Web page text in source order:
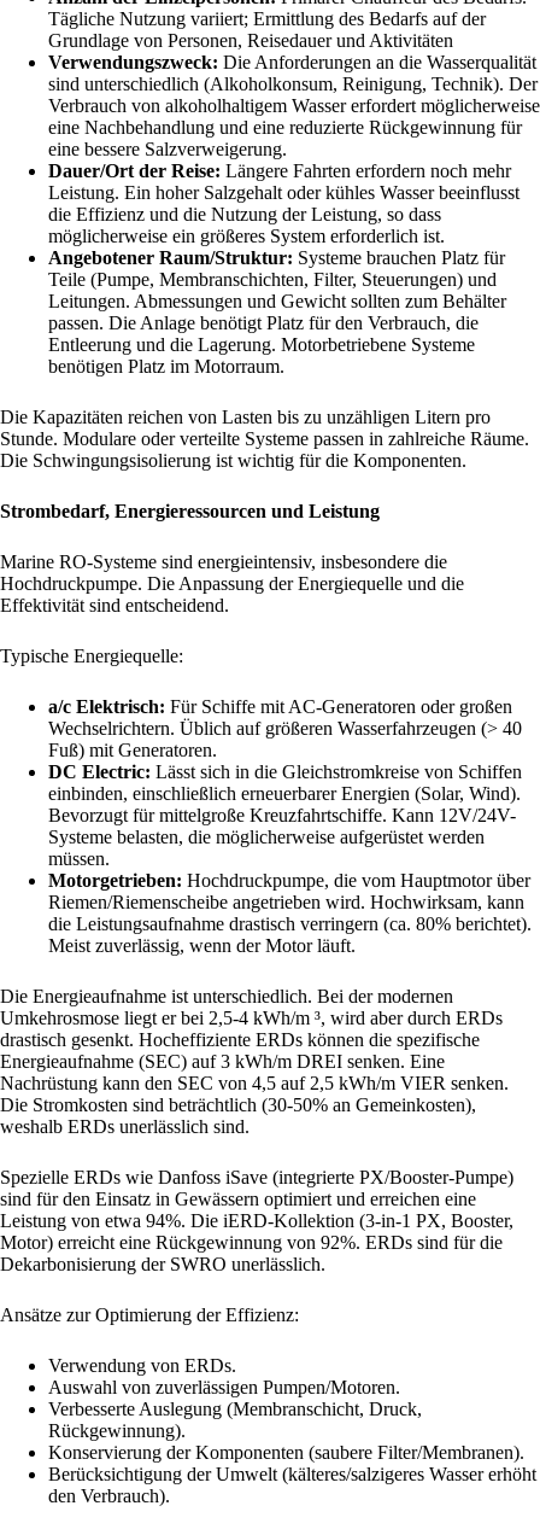
Tägliche Nutzung variiert; Ermittlung des Bedarfs auf der
Grundlage von Personen, Reisedauer und Aktivitäten
Verwendungszweck: Die Anforderungen an die Wasserqualität
sind unterschiedlich (Alkoholkonsum, Reinigung, Technik). Der
Verbrauch von alkoholhaltigem Wasser erfordert möglicherweise
eine Nachbehandlung und eine reduzierte Rückgewinnung für
eine bessere Salzverweigerung.
Dauer/Ort der Reise: Längere Fahrten erfordern noch mehr
Leistung. Ein hoher Salzgehalt oder kühles Wasser beeinflusst
die Effizienz und die Nutzung der Leistung, so dass
möglicherweise ein größeres System erforderlich ist.
Angebotener Raum/Struktur: Systeme brauchen Platz für
Teile (Pumpe, Membranschichten, Filter, Steuerungen) und
Leitungen. Abmessungen und Gewicht sollten zum Behälter
passen. Die Anlage benötigt Platz für den Verbrauch, die
Entleerung und die Lagerung. Motorbetriebene Systeme
benötigen Platz im Motorraum.
Die Kapazitäten reichen von Lasten bis zu unzähligen Litern pro
Stunde. Modulare oder verteilte Systeme passen in zahlreiche Räume.
Die Schwingungsisolierung ist wichtig für die Komponenten.
Strombedarf, Energieressourcen und Leistung
Marine RO-Systeme sind energieintensiv, insbesondere die
Hochdruckpumpe. Die Anpassung der Energiequelle und die
Effektivität sind entscheidend.
Typische Energiequelle:
a/c Elektrisch: Für Schiffe mit AC-Generatoren oder großen
Wechselrichtern. Üblich auf größeren Wasserfahrzeugen (> 40
Fuß) mit Generatoren.
DC Electric: Lässt sich in die Gleichstromkreise von Schiffen
einbinden, einschließlich erneuerbarer Energien (Solar, Wind).
Bevorzugt für mittelgroße Kreuzfahrtschiffe. Kann 12V/24V-
Systeme belasten, die möglicherweise aufgerüstet werden
müssen.
Motorgetrieben: Hochdruckpumpe, die vom Hauptmotor über
Riemen/Riemenscheibe angetrieben wird. Hochwirksam, kann
die Leistungsaufnahme drastisch verringern (ca. 80% berichtet).
Meist zuverlässig, wenn der Motor läuft.
Die Energieaufnahme ist unterschiedlich. Bei der modernen
Umkehrosmose liegt er bei 2,5-4 kWh/m ³, wird aber durch ERDs
drastisch gesenkt. Hocheffiziente ERDs können die spezifische
Energieaufnahme (SEC) auf 3 kWh/m DREI senken. Eine
Nachrüstung kann den SEC von 4,5 auf 2,5 kWh/m VIER senken.
Die Stromkosten sind beträchtlich (30-50% an Gemeinkosten),
weshalb ERDs unerlässlich sind.
Spezielle ERDs wie Danfoss iSave (integrierte PX/Booster-Pumpe)
sind für den Einsatz in Gewässern optimiert und erreichen eine
Leistung von etwa 94%. Die iERD-Kollektion (3-in-1 PX, Booster,
Motor) erreicht eine Rückgewinnung von 92%. ERDs sind für die
Dekarbonisierung der SWRO unerlässlich.
Ansätze zur Optimierung der Effizienz:
Verwendung von ERDs.
Auswahl von zuverlässigen Pumpen/Motoren.
Verbesserte Auslegung (Membranschicht, Druck,
Rückgewinnung).
Konservierung der Komponenten (saubere Filter/Membranen).
Berücksichtigung der Umwelt (kälteres/salzigeres Wasser erhöht
den Verbrauch).